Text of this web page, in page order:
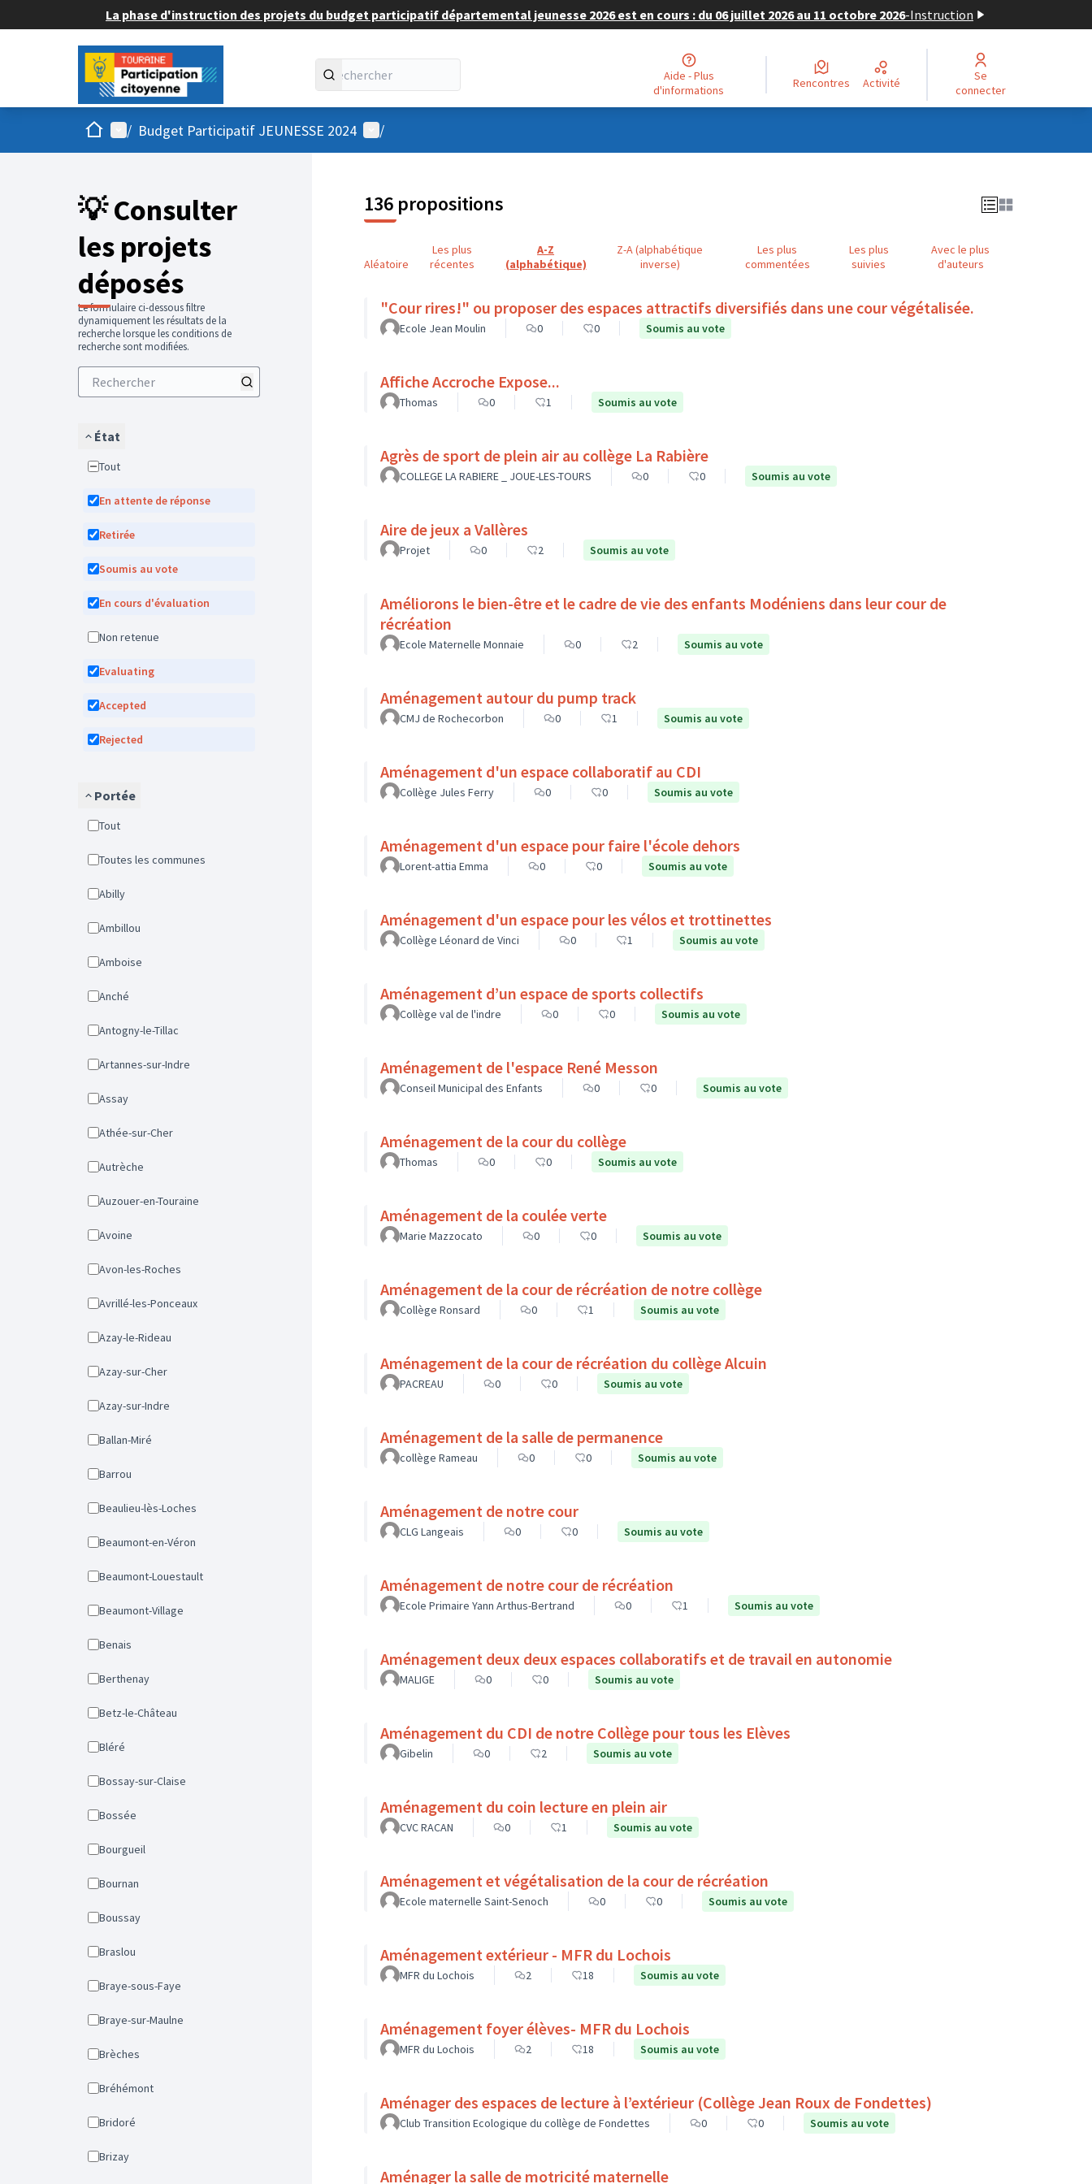
La phase d'instruction des projets du budget participatif départemental jeunesse 2026 est en cours : du 06 juillet 2026 au 11 octobre 2026-Instruction
Aide - Plus
d'informations
Rencontres Activité
Se
connecter
AccueilMenu principal
/ Budget Participatif JEUNESSE 2024 Menu utilisateur
/
💡 Consulter
les projets
déposés
Le formulaire ci-dessous filtre
dynamiquement les résultats de la
recherche lorsque les conditions de
recherche sont modifiées.
État
Tout
En attente de réponse
Retirée
Soumis au vote
En cours d'évaluation
Non retenue
Evaluating
Accepted
Rejected
Portée
Tout
Toutes les communes
Abilly
Ambillou
Amboise
Anché
Antogny-le-Tillac
Artannes-sur-Indre
Assay
Athée-sur-Cher
Autrèche
Auzouer-en-Touraine
Avoine
Avon-les-Roches
Avrillé-les-Ponceaux
Azay-le-Rideau
Azay-sur-Cher
Azay-sur-Indre
Ballan-Miré
Barrou
Beaulieu-lès-Loches
Beaumont-en-Véron
Beaumont-Louestault
Beaumont-Village
Benais
Berthenay
Betz-le-Château
Bléré
Bossay-sur-Claise
Bossée
Bourgueil
Bournan
Boussay
Braslou
Braye-sous-Faye
Braye-sur-Maulne
Brèches
Bréhémont
Bridoré
Brizay
136 propositions
Aléatoire
Les plus
récentes
A-Z
(alphabétique)
Z-A (alphabétique
inverse)
Les plus
commentées
Les plus
suivies
Avec le plus
d'auteurs
"Cour rires!" ou proposer des espaces attractifs diversifiés dans une cour végétalisée.
Ecole Jean Moulin 0 0 Soumis au vote
Affiche Accroche Expose...
Thomas 0 1 Soumis au vote
Agrès de sport de plein air au collège La Rabière
COLLEGE LA RABIERE _ JOUE-LES-TOURS 0 0 Soumis au vote
Aire de jeux a Vallères
Projet 0 2 Soumis au vote
Améliorons le bien-être et le cadre de vie des enfants Modéniens dans leur cour de
récréation
Ecole Maternelle Monnaie 0 2 Soumis au vote
Aménagement autour du pump track
CMJ de Rochecorbon 0 1 Soumis au vote
Aménagement d'un espace collaboratif au CDI
Collège Jules Ferry 0 0 Soumis au vote
Aménagement d'un espace pour faire l'école dehors
Lorent-attia Emma 0 0 Soumis au vote
Aménagement d'un espace pour les vélos et trottinettes
Collège Léonard de Vinci 0 1 Soumis au vote
Aménagement d’un espace de sports collectifs
Collège val de l'indre 0 0 Soumis au vote
Aménagement de l'espace René Messon
Conseil Municipal des Enfants 0 0 Soumis au vote
Aménagement de la cour du collège
Thomas 0 0 Soumis au vote
Aménagement de la coulée verte
Marie Mazzocato 0 0 Soumis au vote
Aménagement de la cour de récréation de notre collège
Collège Ronsard 0 1 Soumis au vote
Aménagement de la cour de récréation du collège Alcuin
PACREAU 0 0 Soumis au vote
Aménagement de la salle de permanence
collège Rameau 0 0 Soumis au vote
Aménagement de notre cour
CLG Langeais 0 0 Soumis au vote
Aménagement de notre cour de récréation
Ecole Primaire Yann Arthus-Bertrand 0 1 Soumis au vote
Aménagement deux deux espaces collaboratifs et de travail en autonomie
MALIGE 0 0 Soumis au vote
Aménagement du CDI de notre Collège pour tous les Elèves
Gibelin 0 2 Soumis au vote
Aménagement du coin lecture en plein air
CVC RACAN 0 1 Soumis au vote
Aménagement et végétalisation de la cour de récréation
Ecole maternelle Saint-Senoch 0 0 Soumis au vote
Aménagement extérieur - MFR du Lochois
MFR du Lochois 2 18 Soumis au vote
Aménagement foyer élèves- MFR du Lochois
MFR du Lochois 2 18 Soumis au vote
Aménager des espaces de lecture à l’extérieur (Collège Jean Roux de Fondettes)
Club Transition Ecologique du collège de Fondettes 0 0 Soumis au vote
Aménager la salle de motricité maternelle